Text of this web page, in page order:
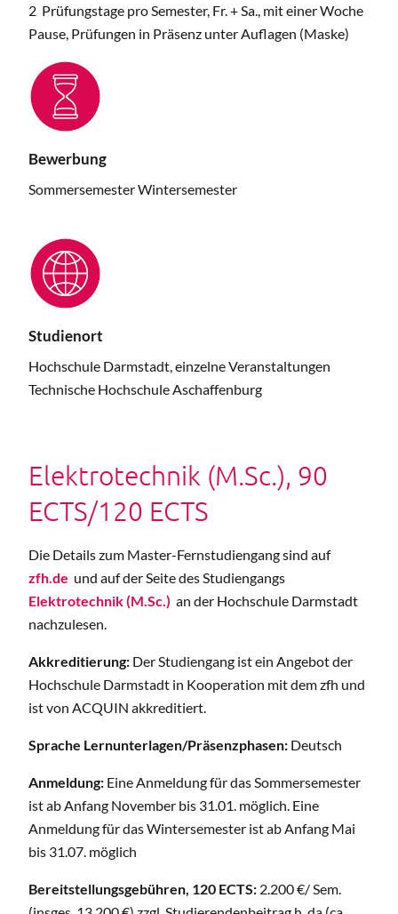
2 Prüfungstage pro Semester, Fr. + Sa., mit einer Woche
Pause, Prüfungen in Präsenz unter Auflagen (Maske)
Bewerbung
Sommersemester Wintersemester
Studienort
Hochschule Darmstadt, einzelne Veranstaltungen
Technische Hochschule Aschaffenburg
Elektrotechnik (M.Sc.), 90
ECTS/120 ECTS
Die Details zum Master-Fernstudiengang sind auf
zfh.de und auf der Seite des Studiengangs
Elektrotechnik (M.Sc.) an der Hochschule Darmstadt
nachzulesen.
Akkreditierung: Der Studiengang ist ein Angebot der
Hochschule Darmstadt in Kooperation mit dem zfh und
ist von ACQUIN akkreditiert.
Sprache Lernunterlagen/Präsenzphasen: Deutsch
Anmeldung: Eine Anmeldung für das Sommersemester
ist ab Anfang November bis 31.01. möglich. Eine
Anmeldung für das Wintersemester ist ab Anfang Mai
bis 31.07. möglich
Bereitstellungsgebühren , 120 ECTS: 2.200 €/ Sem.